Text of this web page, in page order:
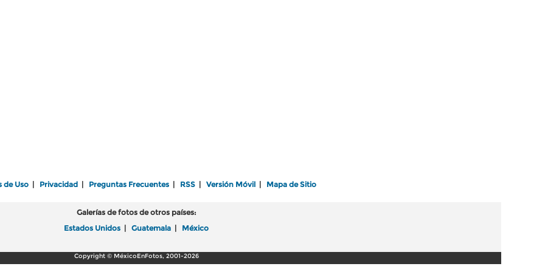
de Uso Privacidad Preguntas Frecuentes RSS Versión Móvil Mapa de Sitio
Galerías de fotos de otros países:
Estados Unidos
Guatemala México
Copyright © MéxicoEnFotos, 2001-2026